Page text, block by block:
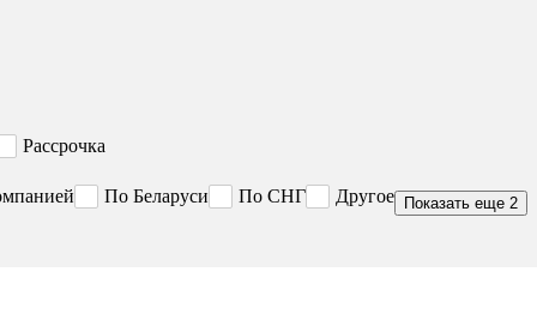
Рассрочка
По Беларуси По СНГ Другое Показать еще 2